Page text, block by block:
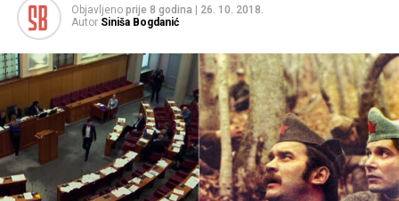
Objavljeno prije 8 godina
26. 10. 2018.
Autor Siniša Bogdanić